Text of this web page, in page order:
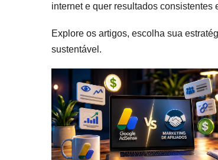
internet e quer resultados consistentes
Explore os artigos, escolha sua
sustentável.